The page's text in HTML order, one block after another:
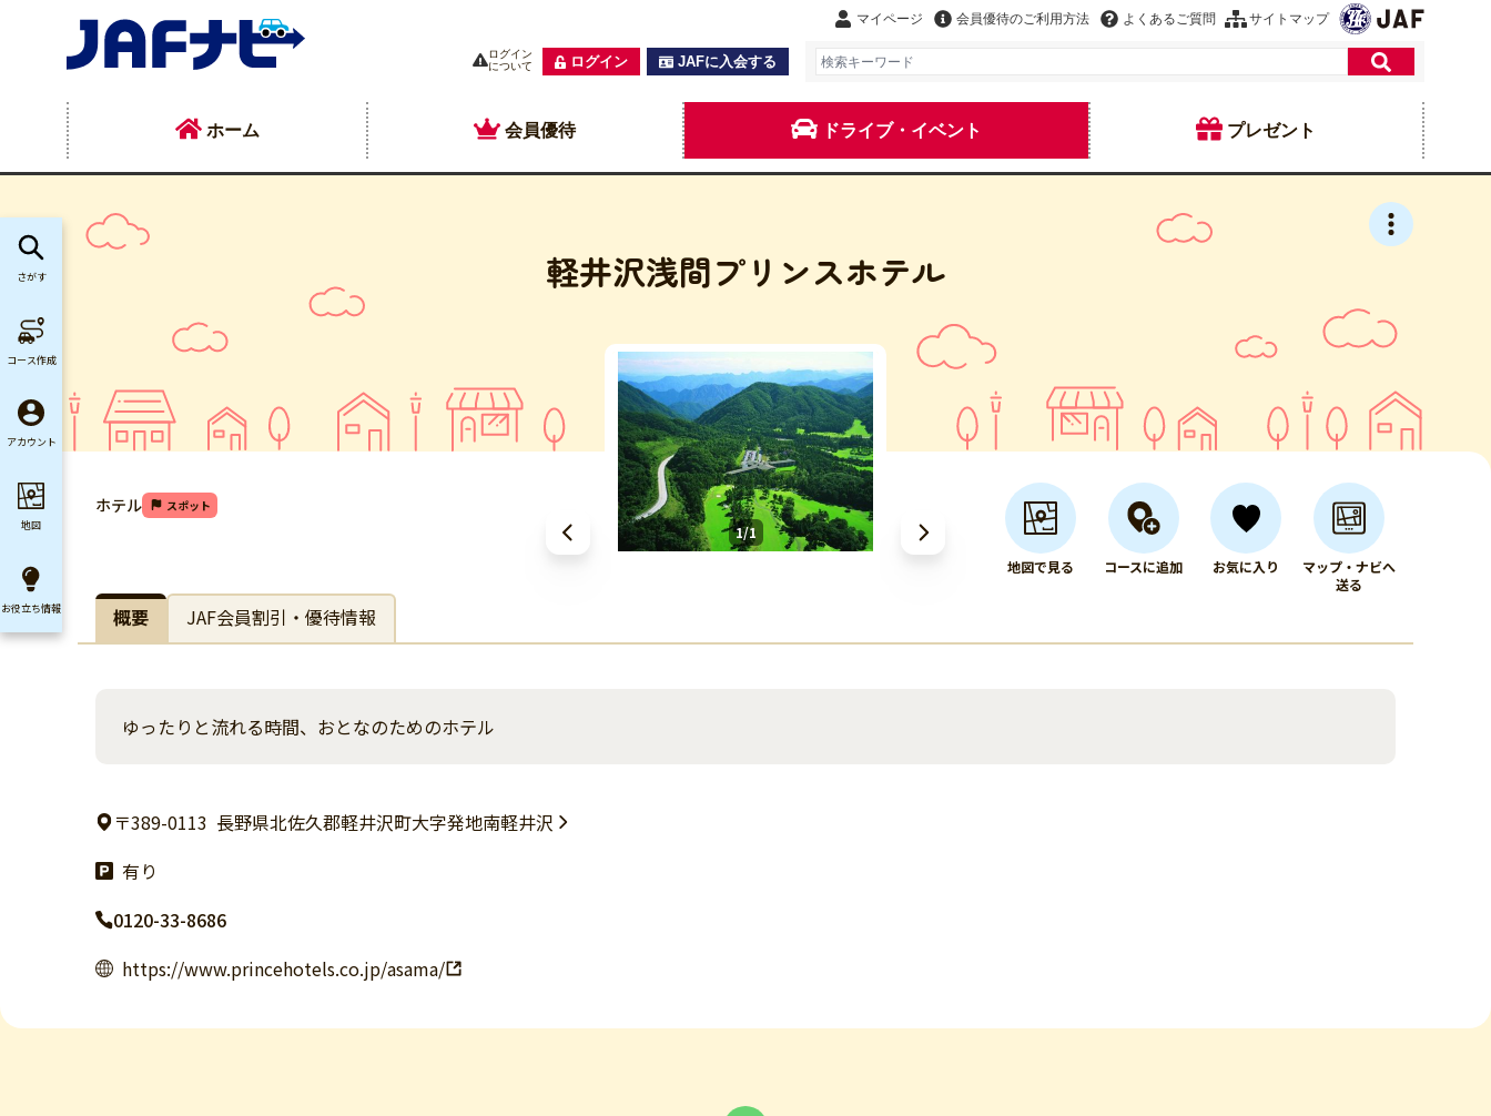
マイページ 会員優待のご利用方法 よくあるご質問 サイトマップ
ログイン
について
ログイン JAFに入会する
ホーム 会員優待 ドライブ・イベント プレゼント
軽井沢浅間プリンスホテル
1/1
ホテル スポット
地図で見る コースに追加 お気に入り
マップ・ナビへ
送る
概要 JAF会員割引・優待情報
ゆったりと流れる時間、おとなのためのホテル
〒389-0113 長野県北佐久郡軽井沢町大字発地南軽井沢
有り
0120-33-8686
https://www.princehotels.co.jp/asama/
さがす
コース作成
アカウント
地図
お役立ち情報